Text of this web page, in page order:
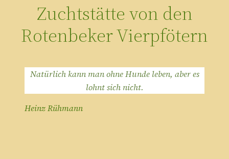
Zuchtstätte von den
Rotenbeker Vierpfötern
Natürlich kann man ohne Hunde leben, aber es
lohnt sich nicht.
Heinz Rühmann